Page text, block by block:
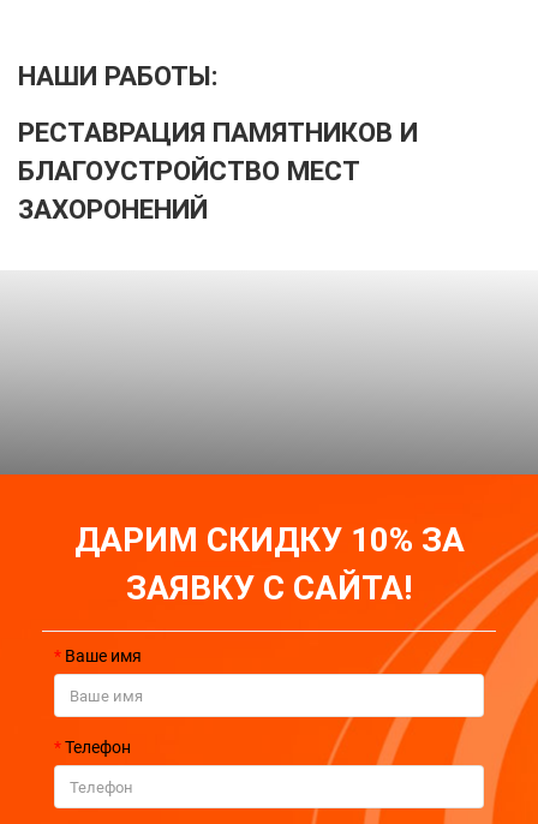
НАШИ РАБОТЫ:
РЕСТАВРАЦИЯ ПАМЯТНИКОВ И
БЛАГОУСТРОЙСТВО МЕСТ
ЗАХОРОНЕНИЙ
ДАРИМ СКИДКУ 10% ЗА
ЗАЯВКУ С САЙТА!
Ваше имя
Телефон